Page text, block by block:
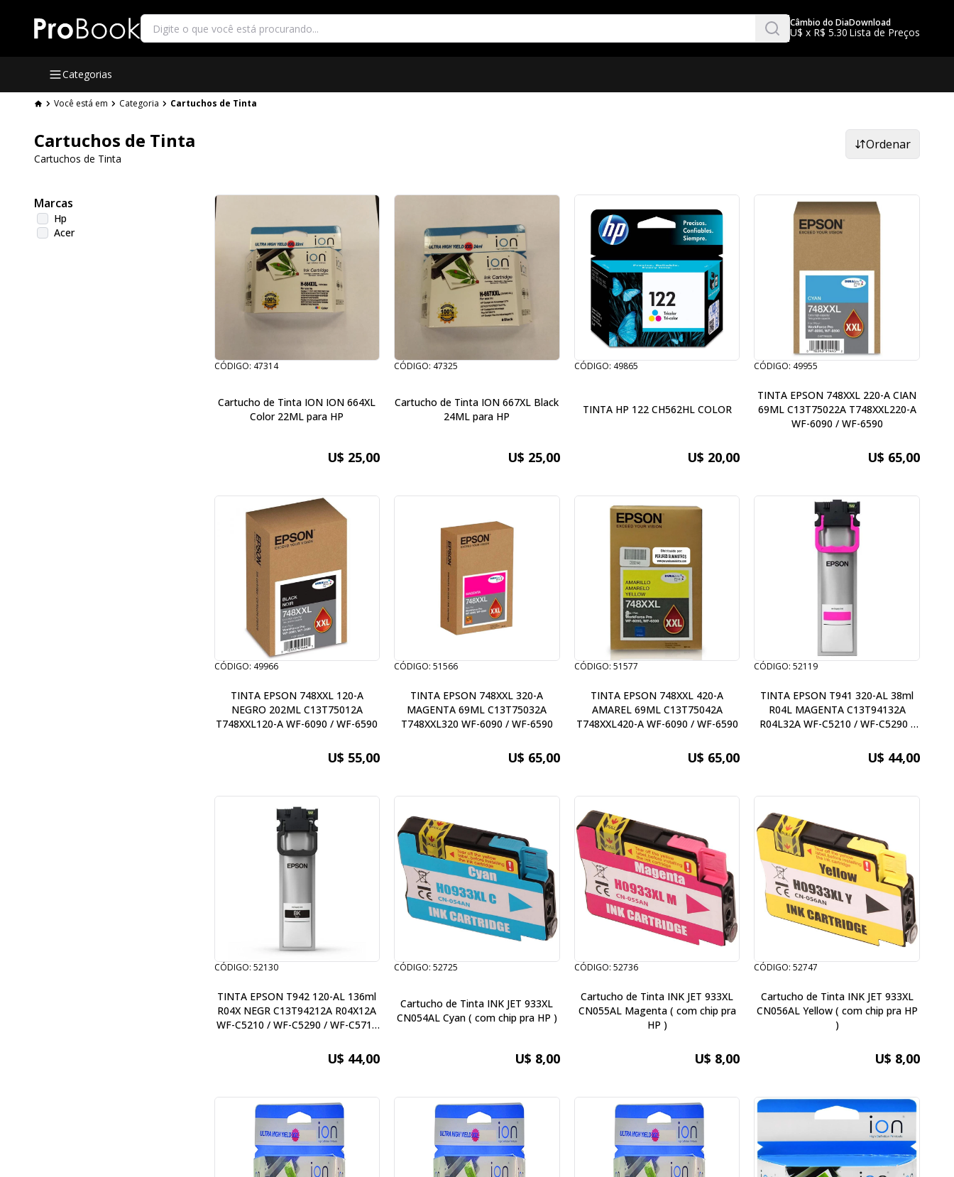
Câmbio do Dia
U$ x R$ 5.30
Download
Lista de Preços
Categorias
Você está em Categoria Cartuchos de Tinta
Cartuchos de Tinta
Cartuchos de Tinta
Ordenar
Marcas
Hp
Acer
CÓDIGO: 47314
Cartucho de Tinta ION ION 664XL
Color 22ML para HP
U$ 25,00
CÓDIGO: 47325
Cartucho de Tinta ION 667XL Black
24ML para HP
U$ 25,00
CÓDIGO: 49865
TINTA HP 122 CH562HL COLOR
U$ 20,00
CÓDIGO: 49955
TINTA EPSON 748XXL 220-A CIAN
69ML C13T75022A T748XXL220-A
WF-6090 / WF-6590
U$ 65,00
CÓDIGO: 49966
TINTA EPSON 748XXL 120-A
NEGRO 202ML C13T75012A
T748XXL120-A WF-6090 / WF-6590
U$ 55,00
CÓDIGO: 51566
TINTA EPSON 748XXL 320-A
MAGENTA 69ML C13T75032A
T748XXL320 WF-6090 / WF-6590
U$ 65,00
CÓDIGO: 51577
TINTA EPSON 748XXL 420-A
AMAREL 69ML C13T75042A
T748XXL420-A WF-6090 / WF-6590
U$ 65,00
CÓDIGO: 52119
TINTA EPSON T941 320-AL 38ml
R04L MAGENTA C13T94132A
R04L32A WF-C5210 / WF-C5290 /
U$ 44,00
CÓDIGO: 52130
TINTA EPSON T942 120-AL 136ml
R04X NEGR C13T94212A R04X12A
WF-C5210 / WF-C5290 / WF-C5710
U$ 44,00
CÓDIGO: 52725
Cartucho de Tinta INK JET 933XL
CN054AL Cyan ( com chip pra HP )
U$ 8,00
CÓDIGO: 52736
Cartucho de Tinta INK JET 933XL
CN055AL Magenta ( com chip pra
HP )
U$ 8,00
CÓDIGO: 52747
Cartucho de Tinta INK JET 933XL
CN056AL Yellow ( com chip pra HP
)
U$ 8,00